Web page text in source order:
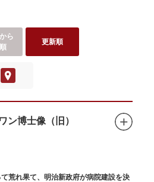
ら
更新順
ン博士像（旧）
荒れ果て、明治新政府が病院建設を決